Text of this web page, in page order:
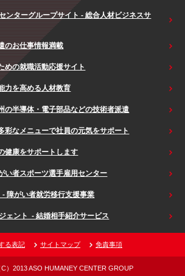
ンターグループサイト - 総合人材ビジネスサ
のお仕事情報満載
めの就職活動応援サイト
力を高める人材教育
の半導体・電子部品などの技術者派遣
彩なメニューで社員の元気をサポート
健康をサポートします
い者スポーツ選手雇用センター
障がい者就労移行支援事業
ェント - 結婚相手紹介サービス
る表記 サイトマップ 免責事項
）2013 ASO HUMANEY CENTER GROUP